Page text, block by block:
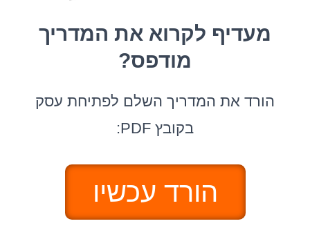
מעדיף לקרוא את המדריך
מודפס?
הורד את המדריך השלם לפתיחת עסק
בקובץ PDF:
הורד עכשיו